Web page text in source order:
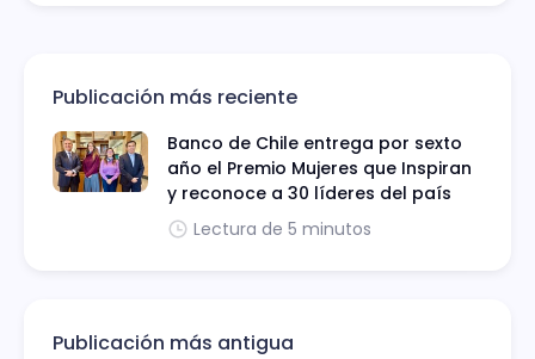
Publicación más reciente
Banco de Chile entrega por sexto
año el Premio Mujeres que Inspiran
y reconoce a 30 líderes del país
Lectura de 5 minutos
Publicación más antigua